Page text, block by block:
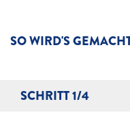
SO WIRD'S
SCHRITT 1/4